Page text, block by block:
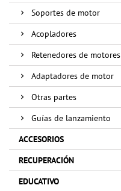
Soportes de motor
Acopladores
Retenedores de motores
Adaptadores de motor
Otras partes
Guías de lanzamiento
ACCESORIOS
RECUPERACIÓN
EDUCATIVO